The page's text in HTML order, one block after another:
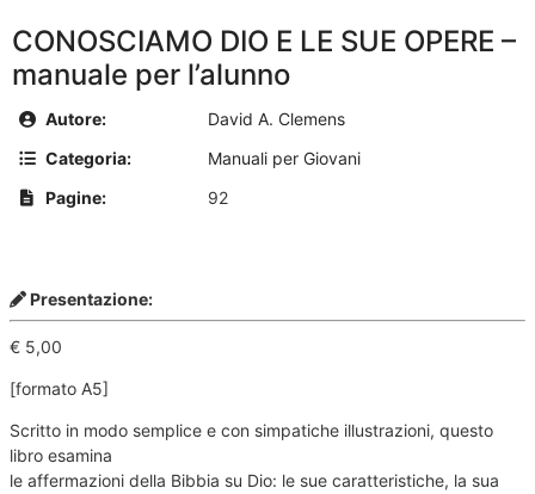
CONOSCIAMO DIO E LE SUE OPERE –
manuale per l’alunno
Autore:
David A. Clemens
Categoria:
Manuali per Giovani
Pagine:
92
Presentazione:
€ 5,00
[formato A5]
Scritto in modo semplice e con simpatiche illustrazioni, questo
libro esamina
le affermazioni della Bibbia su Dio: le sue caratteristiche, la sua